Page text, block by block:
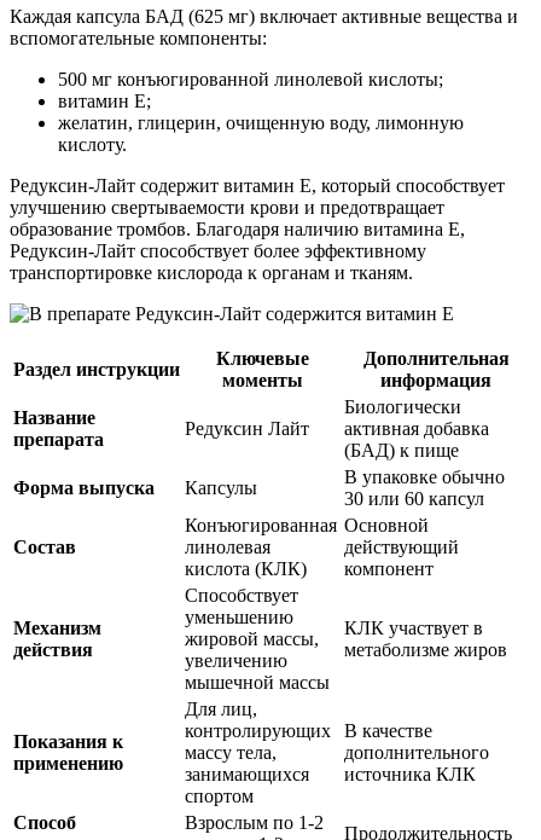
Каждая капсула БАД (625 мг) включает активные вещества и
вспомогательные компоненты:
500 мг конъюгированной линолевой кислоты;
витамин Е;
желатин, глицерин, очищенную воду, лимонную
кислоту.
Редуксин-Лайт содержит витамин Е, который способствует
улучшению свертываемости крови и предотвращает
образование тромбов. Благодаря наличию витамина Е,
Редуксин-Лайт способствует более эффективному
транспортировке кислорода к органам и тканям.
Раздел инструкции
Ключевые
моменты
Дополнительная
информация
Название
препарата
Редуксин Лайт
Биологически
активная добавка
(БАД) к пище
Форма выпуска
Капсулы
В упаковке обычно
30 или 60 капсул
Состав
Конъюгированная
линолевая
кислота (КЛК)
Основной
действующий
компонент
Механизм
действия
Способствует
уменьшению
жировой массы,
увеличению
мышечной массы
КЛК участвует в
метаболизме жиров
Показания к
применению
Для лиц,
контролирующих
массу тела,
занимающихся
спортом
В качестве
дополнительного
источника КЛК
Способ
Взрослым по 1-2
Продолжительность